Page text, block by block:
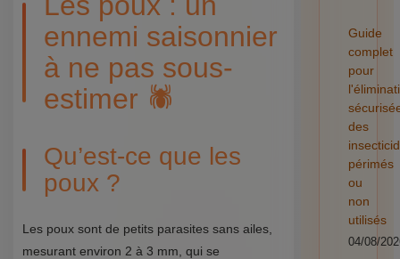
ennemi saisonnier
à ne pas sous-
estimer 🕷️
Qu’est-ce que les
poux ?
Les poux sont de petits parasites sans ailes,
mesurant environ 2 à 3 mm, qui se
Guide
complet
pour
des
périmés
ou
non
utilisés
04/08/